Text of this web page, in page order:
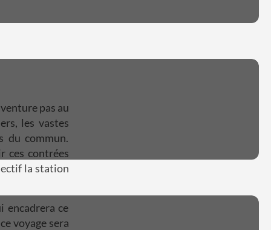
pas au
les vastes
du commun.
ces contrées
la station
encadrera ce
voyage sera